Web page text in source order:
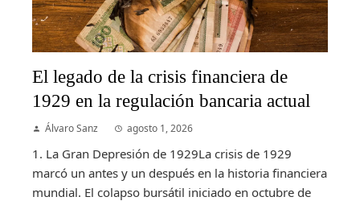
El legado de la crisis financiera de
1929 en la regulación bancaria actual
Álvaro Sanz agosto 1, 2026
1. La Gran Depresión de 1929La crisis de 1929
marcó un antes y un después en la historia financiera
mundial. El colapso bursátil iniciado en octubre de